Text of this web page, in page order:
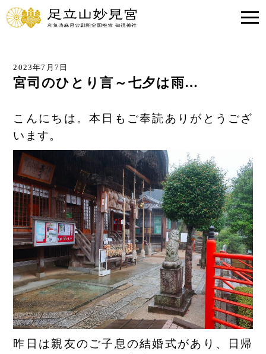
2023年7月7日
宮司のひとり言～七夕は雨…
こんにちは。本日もご奉読ありがとうござ
います。
昨日は親友のご子息の結婚式があり、日帰